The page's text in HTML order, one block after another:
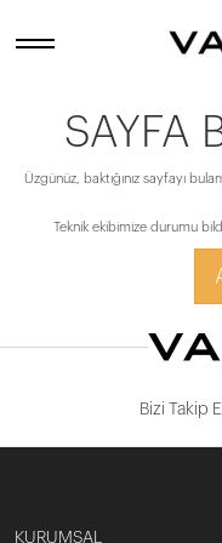
SAYFA
Üzgünüz, baktığınız sayfayı
Teknik ekibimize durumu
Bizi Takip
KURUMSAL